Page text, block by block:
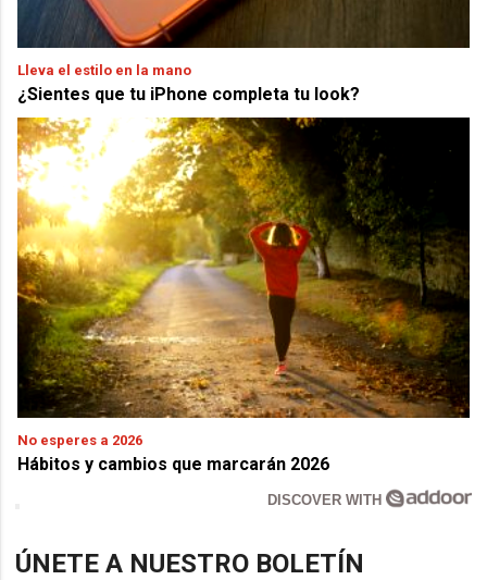
Lleva el estilo en la mano
¿Sientes que tu iPhone completa tu look?
No esperes a 2026
Hábitos y cambios que marcarán 2026
DISCOVER WITH
ÚNETE A NUESTRO BOLETÍN